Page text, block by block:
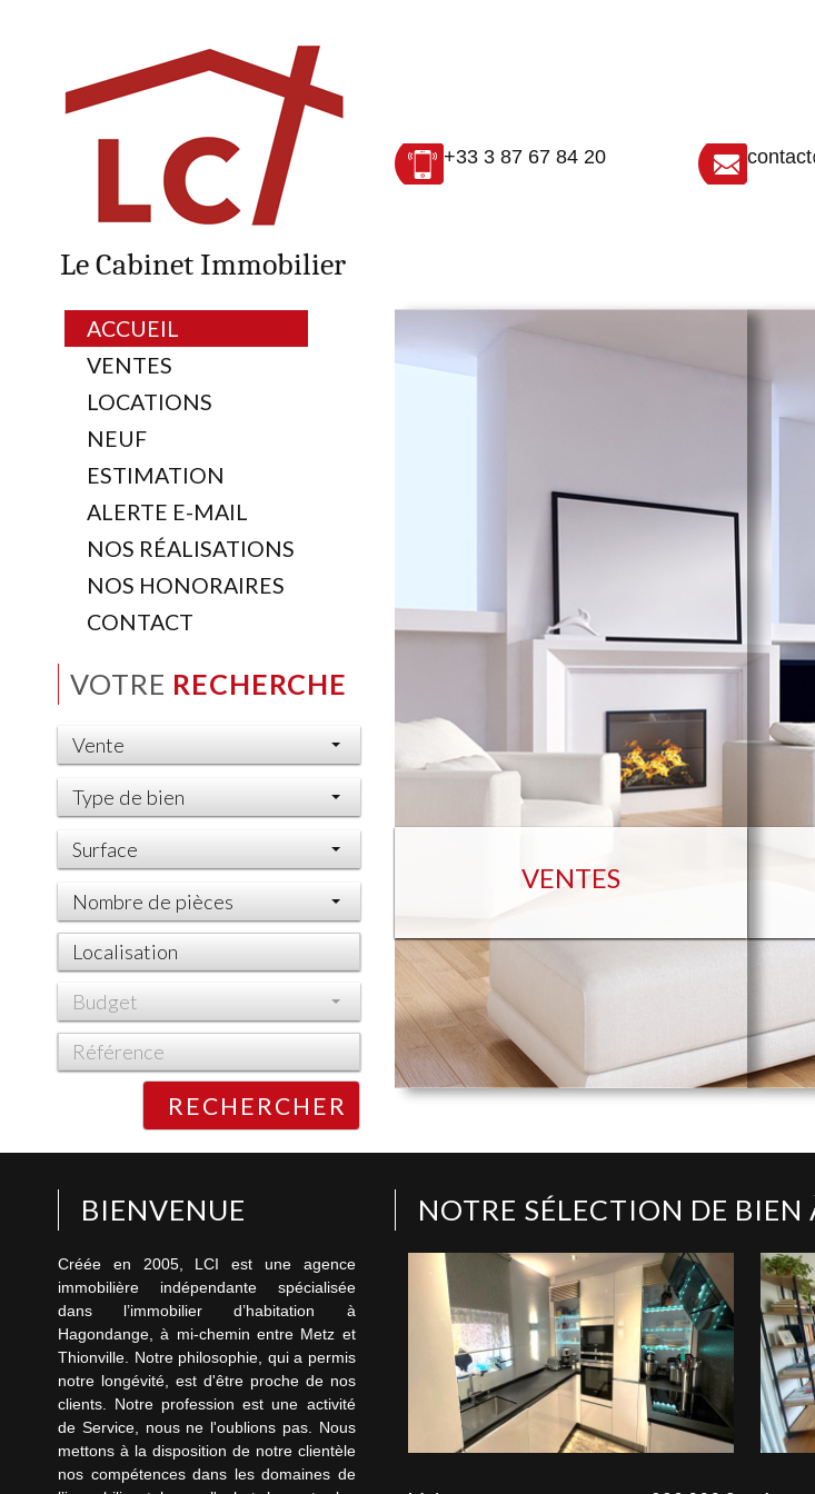
Le Cabinet Immobilier
+33 3 87 67 84 20
ACCUEIL
VENTES
LOCATIONS
NEUF
ESTIMATION
ALERTE E-MAIL
NOS RÉALISATIONS
NOS HONORAIRES
CONTACT
VOTRE RECHERCHE
Vente
Type de bien
Surface
Nombre de pièces
Budget
RECHERCHER
VENTES
BIENVENUE
Créée en 2005, LCI est une agence
immobilière indépendante spécialisée
dans l’immobilier d’habitation à
Hagondange, à mi-chemin entre Metz et
Thionville. Notre philosophie, qui a permis
notre longévité, est d'être proche de nos
clients. Notre profession est une activité
de Service, nous ne l'oublions pas. Nous
mettons à la disposition de notre clientèle
nos compétences dans les domaines de
NOTRE SÉLECTION DE BIEN